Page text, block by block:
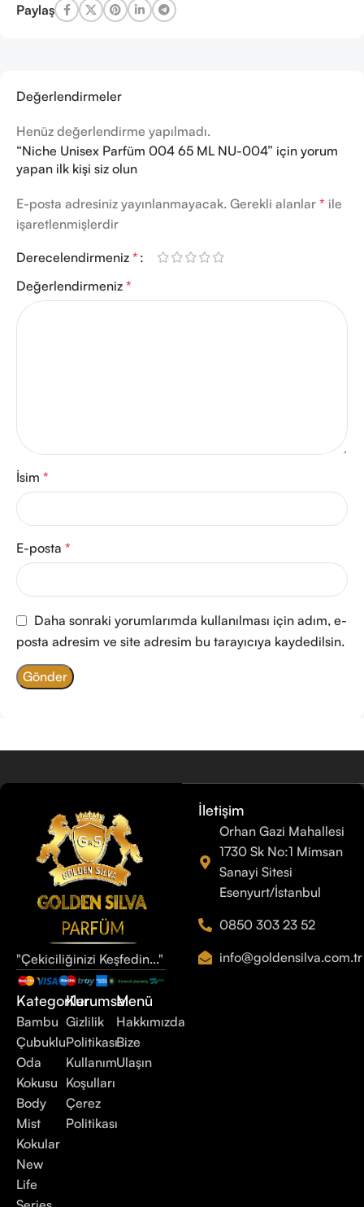
Paylaş
Değerlendirmeler
Henüz değerlendirme yapılmadı.
“Niche Unisex Parfüm 004 65 ML NU-004” için yorum
yapan ilk kişi siz olun
E-posta adresiniz yayınlanmayacak. Gerekli alanlar * ile
işaretlenmişlerdir
Derecelendirmeniz *
Değerlendirmeniz *
İsim *
E-posta *
Daha sonraki yorumlarımda kullanılması için adım, e-
posta adresim ve site adresim bu tarayıcıya kaydedilsin.
"Çekiciliğinizi Keşfedin..."
Kategoriler
Bambu
Çubuklu
Oda
Kokusu
Body
Mist
Kokular
New
Life
Kurumsal
Gizlilik
Politikası
Kullanım
Koşulları
Çerez
Politikası
Menü
Hakkımızda
Bize
Ulaşın
İletişim
Orhan Gazi Mahallesi
1730 Sk No:1 Mimsan
Sanayi Sitesi
Esenyurt/İstanbul
0850 303 23 52
info@goldensilva.com.tr